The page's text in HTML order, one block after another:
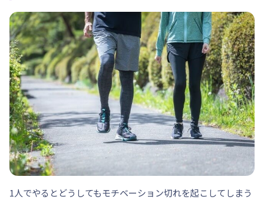
1人でやるとどうしてもモチベーション切れを起こしてしまう